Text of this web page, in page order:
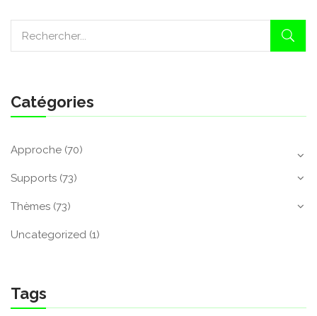
Catégories
Approche (70)
Supports (73)
Thèmes (73)
Uncategorized (1)
Tags